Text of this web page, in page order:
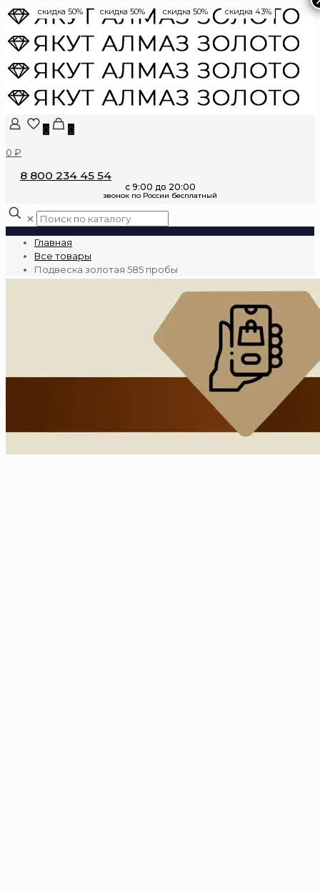
0
0
0 ₽
8 800 234 45 54
✕
Главная
Все товары
Подвеска золотая 585 пробы
скидка 50% скидка 50% скидка 50% скидка 43%